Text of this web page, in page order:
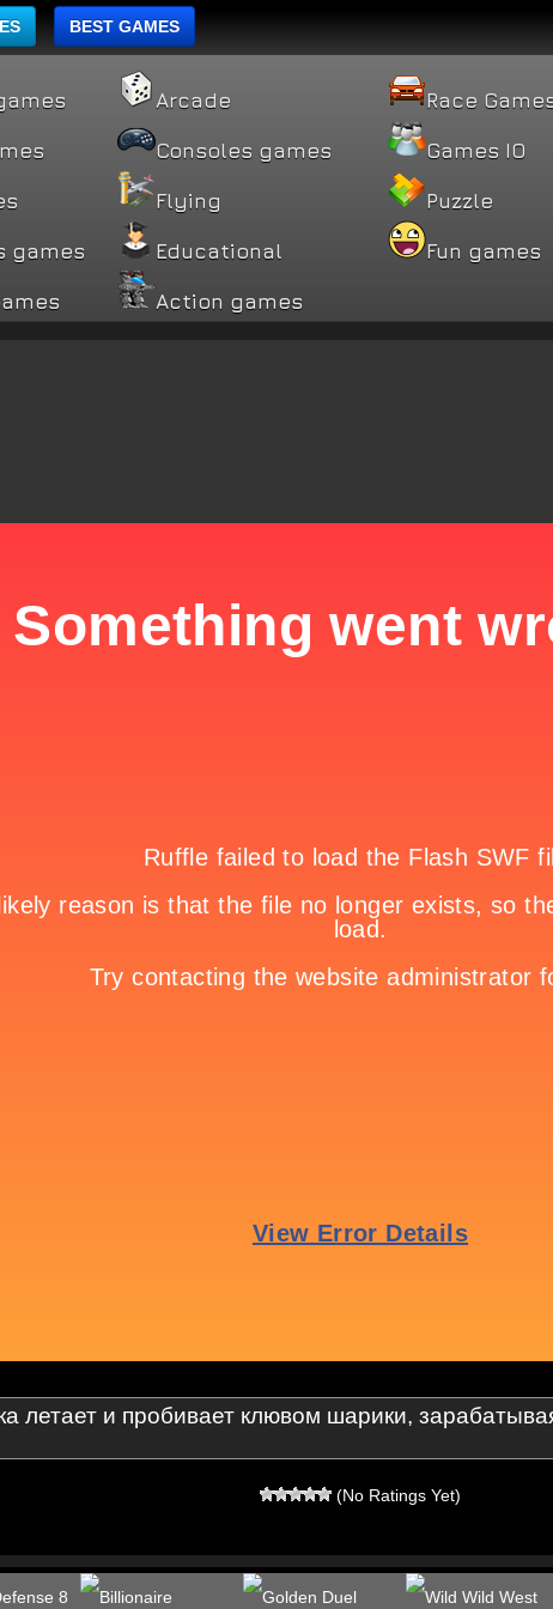
BEST GAMES
Arcade Race
Consoles games Games IO
Flying Puzzle
games Educational Fun games
Action games
летает и пробивает клювом шарики,
(No Ratings Yet)